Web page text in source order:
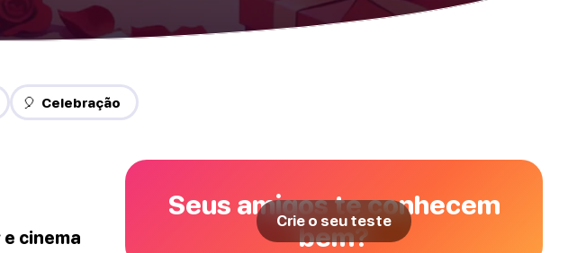
🎈 Celebração
cinema
Seus amigos te conhecem
bem?
Crie o seu teste